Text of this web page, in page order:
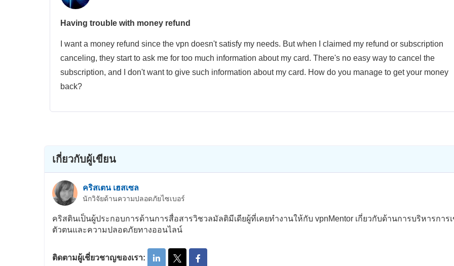
Having trouble with money refund
I want a money refund since the vpn doesn't satisfy my needs. But when I claimed my refund or subscription
canceling, they start to ask me for too much information about my card. There's no easy way to cancel the
subscription, and I don't want to give such information about my card. How do you manage to get your money
back?
เกี่ยวกับผู้เขียน
คริสเตน เฮสเซล
นักวิจัยด้านความปลอดภัยไซเบอร์
คริสตินเป็นผู้ประกอบการด้านการสื่อสารวิชวลมัลติมีเดียผู้ที่เคยทำงานให้กับ vpnMentor เกี่ยวกับด้านการบริหารการ
ตัวตนและความปลอดภัยทางออนไลน์
ติดตามผู้เชี่ยวชาญของเรา: